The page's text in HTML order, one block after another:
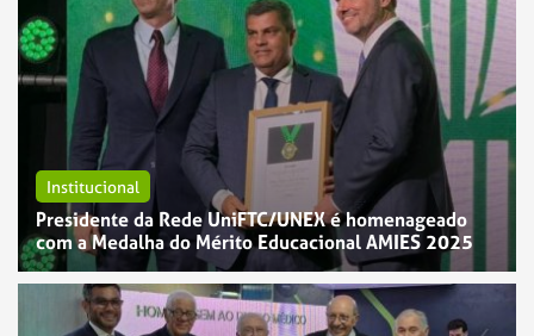
Institucional
Presidente da Rede UniFTC/UNEX é homenageado
com a Medalha do Mérito Educacional AMIES 2025